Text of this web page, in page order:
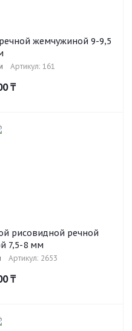
жемчужиной 9-9,5
Артикул: 161
₸
рисовидной речной
7,5-8 мм
Артикул: 2653
₸